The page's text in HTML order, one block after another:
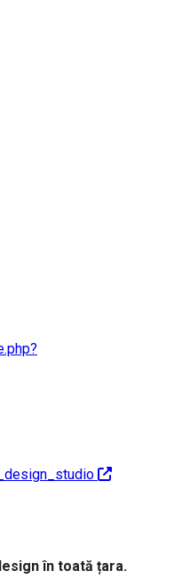
în toată țara.